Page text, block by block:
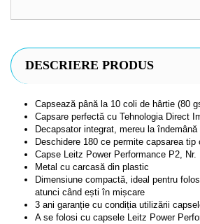
DESCRIERE PRODUS
Capsează până la 10 coli de hârtie (80
Capsare perfectă cu Tehnologia Direct
Decapsator integrat, mereu la îndemână
Deschidere 180 ce permite capsarea tip
Capse Leitz Power Performance P2, Nr.
Metal cu carcasă din plastic
Dimensiune compactă, ideal pentru
atunci când ești în mișcare
3 ani garanție cu condiția utilizării
A se folosi cu capsele Leitz Power